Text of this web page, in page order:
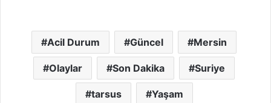
Acil Durum Güncel Mersin
Olaylar Son Dakika Suriye
tarsus Yaşam